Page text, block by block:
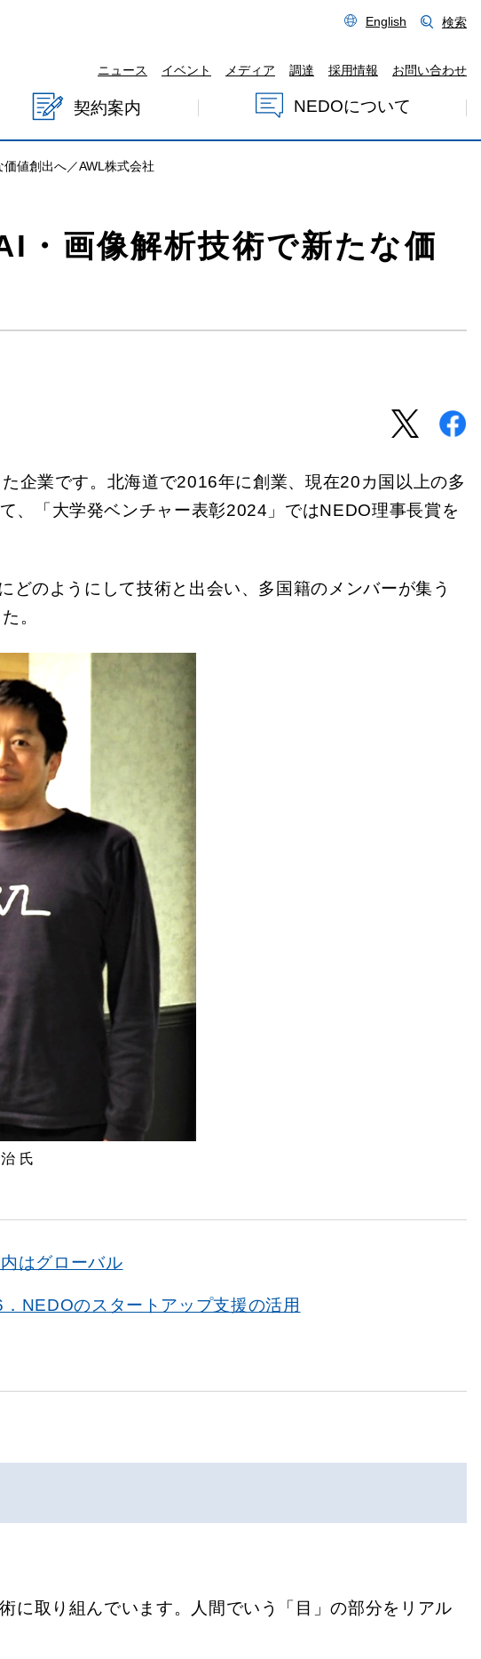
English 検索
ニュース イベント メディア 調達 採用情報 お問い合わせ
契約案内 NEDOについて
値創出へ／AWL株式会社
・画像解析技術で新たな価
企業です。北海道で2016年に創業、現在20カ国以上の多
、「大学発ベンチャー表彰2024」ではNEDO理事長賞を
どのようにして技術と出会い、多国籍のメンバーが集う
。
氏
はグローバル
．NEDOのスタートアップ支援の活用
に取り組んでいます。人間でいう「目」の部分をリアル